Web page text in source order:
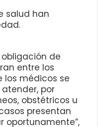
salud han
obligación de
entre los
los médicos se
por
obstétricos u
presentan
oportunamente”,